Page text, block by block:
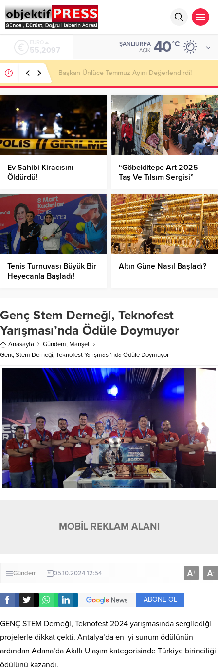
6.680,93
ŞANLIURFA
AÇIK 40°C
Şanlıurfa’nın Vox Humanis Korosu Dünya Birincisi
Oldu!
Ev Sahibi Kiracısını
Öldürdü!
“Göbeklitepe Art 2025
Taş Ve Tılsım Sergisi”
Tenis Turnuvası Büyük Bir
Heyecanla Başladı!
Altın Güne Nasıl Başladı?
Genç Stem Derneği, Teknofest
Yarışması’nda Ödüle Doymuyor
Anasayfa Gündem, Manşet
Genç Stem Derneği, Teknofest Yarışması’nda Ödüle Doymuyor
MOBİL REKLAM ALANI
Gündem 05.10.2024 12:54 A+ A-
ABONE OL
GENÇ STEM Derneği, Teknofest 2024 yarışmasında sergilediği
projelerle dikkat çekti. Antalya’da en iyi sunum ödülünün
ardından Adana’da Akıllı Ulaşım kategorisinde Türkiye birinciliği
ödülünü kazandı.